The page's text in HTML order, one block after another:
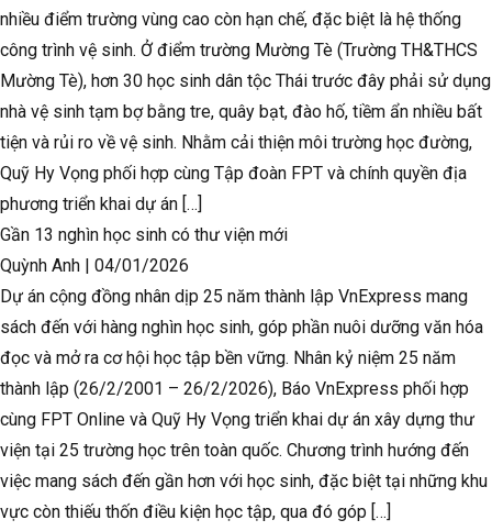
nhiều điểm trường vùng cao còn hạn chế, đặc biệt là hệ thống
công trình vệ sinh. Ở điểm trường Mường Tè (Trường TH&THCS
Mường Tè), hơn 30 học sinh dân tộc Thái trước đây phải sử dụng
nhà vệ sinh tạm bợ bằng tre, quây bạt, đào hố, tiềm ẩn nhiều bất
tiện và rủi ro về vệ sinh. Nhằm cải thiện môi trường học đường,
Quỹ Hy Vọng phối hợp cùng Tập đoàn FPT và chính quyền địa
phương triển khai dự án […]
Gần 13 nghìn học sinh có thư viện mới
Quỳnh Anh | 04/01/2026
Dự án cộng đồng nhân dịp 25 năm thành lập VnExpress mang
sách đến với hàng nghìn học sinh, góp phần nuôi dưỡng văn hóa
đọc và mở ra cơ hội học tập bền vững. Nhân kỷ niệm 25 năm
thành lập (26/2/2001 – 26/2/2026), Báo VnExpress phối hợp
cùng FPT Online và Quỹ Hy Vọng triển khai dự án xây dựng thư
viện tại 25 trường học trên toàn quốc. Chương trình hướng đến
việc mang sách đến gần hơn với học sinh, đặc biệt tại những khu
vực còn thiếu thốn điều kiện học tập, qua đó góp […]